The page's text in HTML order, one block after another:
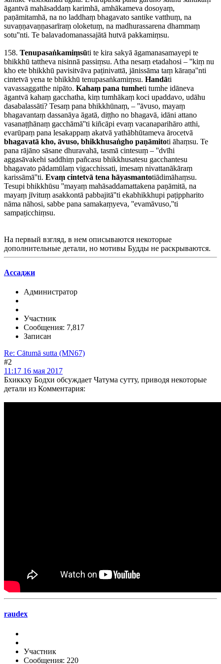
āgantvā mahāsaddaṃ karimhā, amhākameva dosoyaṃ,
paṇāmitamhā, na no laddhaṃ bhagavato santike vatthuṃ, na
suvaṇṇavaṇṇasarīraṃ oloketuṃ, na madhurassarena dhammaṃ
sotu''nti. Te balavadomanassajātā hutvā pakkamiṃsu.
158. Tenupasaṅkamiṃsūti te kira sakyā āgamanasamayepi te
bhikkhū tattheva nisinnā passiṃsu. Atha nesaṃ etadahosi – ''kiṃ nu
kho ete bhikkhū pavisitvāva paṭinivattā, jānissāma taṃ kāraṇa''nti
cintetvā yena te bhikkhū tenupasaṅkamiṃsu. Handāti
vavassaggatthe nipāto. Kahaṃ pana tumheti tumhe idāneva
āgantvā kahaṃ gacchatha, kiṃ tumhākaṃ koci upaddavo, udāhu
dasabalassāti? Tesaṃ pana bhikkhūnaṃ, – ''āvuso, mayaṃ
bhagavantaṃ dassanāya āgatā, diṭṭho no bhagavā, idāni attano
vasanaṭṭhānaṃ gacchāmā''ti kiñcāpi evaṃ vacanaparihāro atthi,
evarūpaṃ pana lesakappaṃ akatvā yathābhūtameva ārocetvā
bhagavatā kho, āvuso, bhikkhusaṅgho paṇāmitoti āhaṃsu. Te
pana rājāno sāsane dhuravahā, tasmā cintesuṃ – ''dvīhi
aggasāvakehi saddhiṃ pañcasu bhikkhusatesu gacchantesu
bhagavato pādamūlaṃ vigacchissati, imesaṃ nivattanākāraṃ
karissāmā''ti. Evaṃ cintetvā tena hāyasmantotiādimāhaṃsu.
Tesupi bhikkhūsu ''mayaṃ mahāsaddamattakena paṇāmitā, na
mayaṃ jīvituṃ asakkontā pabbajitā''ti ekabhikkhupi paṭippharito
nāma nāhosi, sabbe pana samakaṃyeva, ''evamāvuso,''ti
sampaṭicchiṃsu.
На первый взгляд, в нем описываются некоторые
дополнительные детали, но мотивы Будды не раскрываются.
Ассаджи
Администратор
Участник
Сообщения: 7,817
Записан
Re: Cātumā sutta (MN67)
#2
11:17 16 мая 2017
Бхиккху Бодхи обсуждает Чатума сутту, приводя некоторые
детали из Комментария:
raudex
Участник
Сообщения: 220